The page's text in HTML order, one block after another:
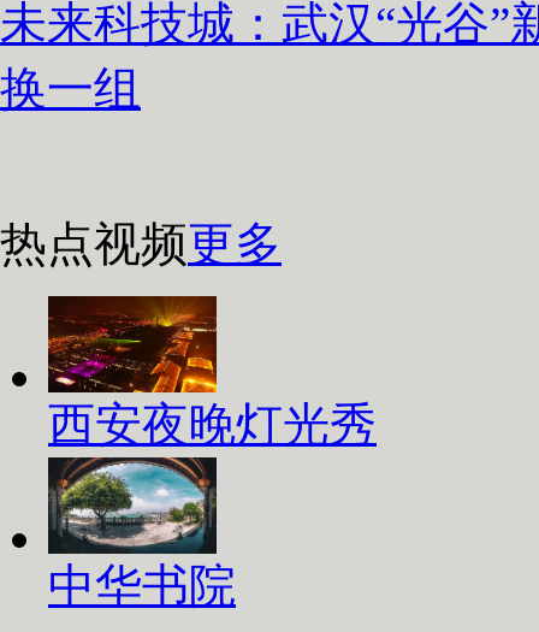
未来科技城：武汉“光谷”
换一组
热点视频更多
西安夜晚灯光秀
中华书院